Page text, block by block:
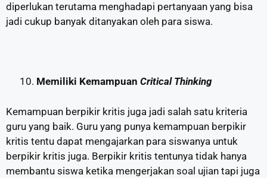
diperlukan terutama menghadapi pertanyaan yang bisa
jadi cukup banyak ditanyakan oleh para siswa.
Memiliki Kemampuan Critical Thinking
Kemampuan berpikir kritis juga jadi salah satu kriteria
guru yang baik. Guru yang punya kemampuan berpikir
kritis tentu dapat mengajarkan para siswanya untuk
berpikir kritis juga. Berpikir kritis tentunya tidak hanya
membantu siswa ketika mengerjakan soal ujian tapi juga